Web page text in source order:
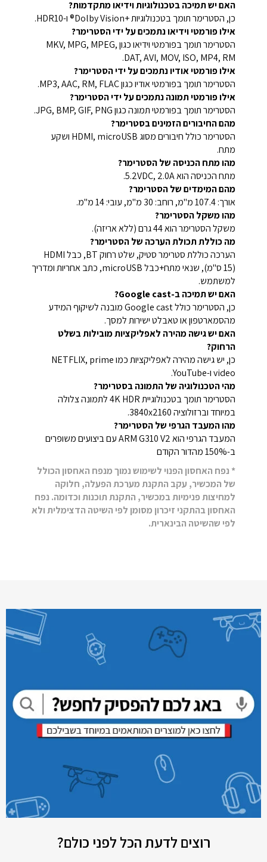
האם יש תמיכה בטכנולוגיות וידיאו מתקדמות?
כן, הסטרימר תומך בטכנולוגיות +Dolby Vision® ו-HDR10.
אילו פורמטי וידיאו נתמכים על ידי הסטרימר?
הסטרימר תומך בפורמטי וידיאו כגון MKV, MPG, MPEG,
DAT, AVI, MOV, ISO, MP4, RM.
אילו פורמטי אודיו נתמכים על ידי הסטרימר?
הסטרימר תומך בפורמטי אודיו כגון MP3, AAC, RM, FLAC.
אילו פורמטי תמונה נתמכים על ידי הסטרימר?
הסטרימר תומך בפורמטי תמונה כגון JPG, BMP, GIF, PNG.
מהם החיבורים הזמינים בסטרימר?
הסטרימר כולל חיבורים מסוג HDMI, microUSB ושקע
מתח.
מהו מתח הכניסה של הסטרימר?
מתח הכניסה הוא 5.2VDC, 2.0A.
מהם המימדים של הסטרימר?
אורך: 107.4 מ"מ, רוחב: 30 מ"מ, עובי: 14 מ"מ.
מהו משקל הסטרימר?
משקל הסטרימר הוא 44 גרם (ללא אריזה).
מה כוללת תכולת הערכה של הסטרימר?
הערכה כוללת סטרימר סטיק, שלט רחוק BT, כבל HDMI
(15 ס"מ), שנאי מתח+כבל microUSB, כתב אחריות ומדריך
למשתמש.
האם יש תמיכה ב-Google cast?
כן, הסטרימר כולל Google cast מובנה לשיקוף המידע
מהסמארטפון או טאבלט ישירות למסך.
האם יש גישה מהירה לאפליקציות מובילות בשלט
הרחוק?
כן, יש גישה מהירה לאפליקציות כמו NETFLIX, prime
video ו-YouTube.
מהי הטכנולוגיה של התמונה בסטרימר?
הסטרימר תומך בטכנולוגיית 4K HDR לתמונה צלולה
במיוחד וברזולוציה 3840x2160.
מהו המעבד הגרפי של הסטרימר?
המעבד הגרפי הוא ARM G310 V2 עם ביצועים משופרים
ב-150% מהדור הקודם
* נפח האחסון הפנוי לשימוש נמוך מנפח האחסון הכולל
של המכשיר, עקב התקנת מערכת הפעלה, חלוקה
למחיצות פנימיות במכשיר, התקנת תוכנות וכדומה. נפח
האחסון בהתקני זיכרון מסומן לפי השיטה הדצימלית ולא
לפי שהשיטה הבינארית.
רוצים לדעת הכל לפני כולם?